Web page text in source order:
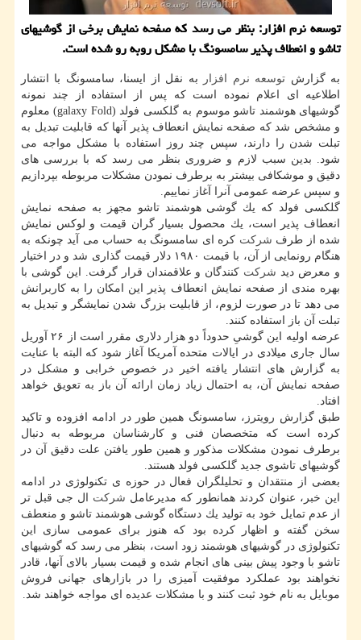
توسعه نرم افزار: بنظر می رسد كه صفحه نمایش برخی از گوشیهای
تاشو و انعطاف پذیر سامسونگ با مشكل روبه رو شده است.
به گزارش توسعه نرم افزار
به نقل از ایسنا، سامسونگ با انتشار
اطلاعیه ای اعلام نموده است كه پس از استفاده از چند نمونه
گوشیهای هوشمند تاشو موسوم به گلكسی فولد (galaxy Fold) معلوم
و مشخص شد كه صفحه نمایش انعطاف پذیر آنها كه قابلیت تبدیل به
تبلت شدن را دارند، سپس چند روز استفاده با مشكل مواجه می
شود. بدین سبب لازم و ضروری بنظر می رسد كه با بررسی های
دقیق و موشكافی بیشتر به برطرف نمودن مشكلات مربوطه بپردازیم
و سپس عرضه عمومی آنرا آغاز نماییم.
گلكسی فولد كه یك گوشی هوشمند تاشو مجهز به صفحه نمایش
انعطاف پذیر است، یك محصول بسیار گران قیمت و لوكس نمایش
شده از طرف شركت كره ای سامسونگ به حساب می آید چونكه به
هنگام رونمایی از آن، با قیمت ۱۹۸۰ دلار قیمت گذاری شد و در اختیار
و معرض دید شركت كنندگان و علاقمندان قرار گرفت. این گوشی با
بهره مندی از صفحه نمایش انعطاف پذیر این امكان را به كاربرانش
می دهد تا در صورت لزوم، از قابلیت بزرگ شدن نمایشگر و تبدیل به
تبلت آن باز استفاده كنند.
عرضه اولیه این گوشیِ حدوداً دو هزار دلاری مقرر است از ۲۶ آوریل
سال جاری میلادی در ایالات متحده آمریكا آغاز شود كه البته با عنایت
به گزارش های انتشار یافته اخیر در خصوص خرابی و مشكل در
صفحه نمایش آن، به احتمال زیاد زمان ارائه آن باز به تعویق خواهد
افتاد.
طبق گزارش رویترز، سامسونگ همین طور در ادامه افزوده و تاكید
كرده است كه متخصصان فنی و كارشناسان مربوطه به دنبال
برطرف نمودن مشكلات مذكور و همین طور یافتن علت دقیق آن در
گوشیهای تاشوی جدید گلكسی فولد هستند.
بعضی از منتقدان و تحلیلگران فعال در حوزه ی تكنولوژی در ادامه
این خبر، عنوان كردند همانطور كه مدیرعامل شركت ال جی قبل تر
از عدم تمایل خود به تولید یك دستگاه گوشی هوشمند تاشو و منعطف
سخن گفته و اظهار كرده بود كه هنوز برای عمومی سازی این
تكنولوژی در گوشیهای هوشمند زود است، بنظر می رسد كه گوشیهای
تاشو با وجود پیش بینی های انجام شده و قیمت بسیار بالای آنها، قادر
نخواهند بود عملكرد موفقیت آمیزی را در بازارهای جهانی فروش
موبایل به نام خود ثبت كنند و با مشكلات عدیده ای مواجه خواهند شد.